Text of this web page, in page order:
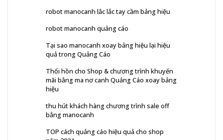
robot manocanh lắc lắc tay cầm bảng hiệu
robot manocanh quảng cáo
Tại sao manocanh xoay bảng hiệu lại hiệu
quả trong Quảng Cáo
Thổi hồn cho Shop & chương trình khuyến
mãi bằng ma nơ canh Quảng Cáo xoay bảng
hiệu
thu hút khách hàng chương trình sale off
bằng manocanh
TOP cách quảng cáo hiệu quả cho shop